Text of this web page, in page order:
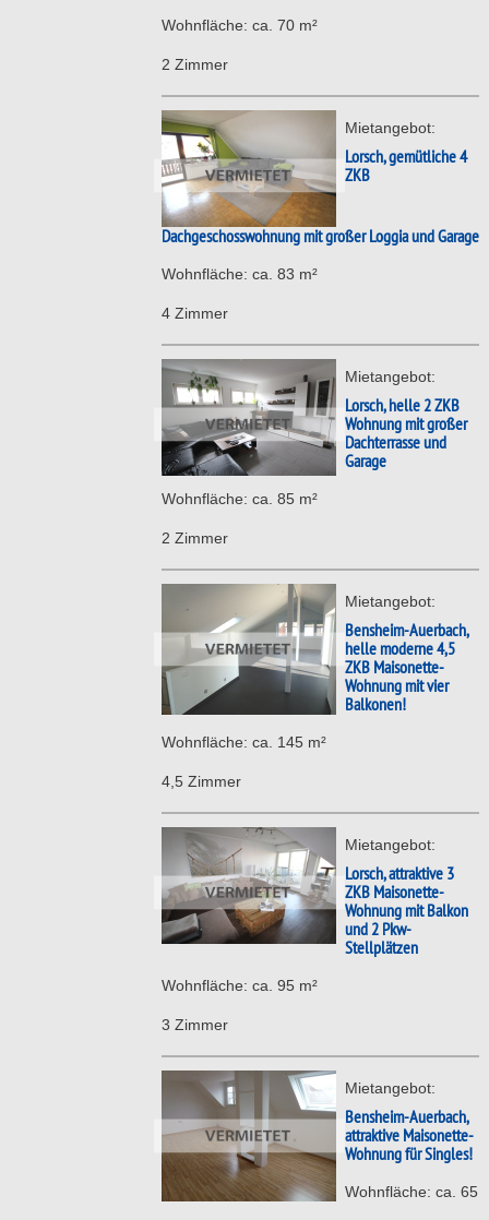
Wohnfläche: ca. 70 m²
2 Zimmer
Mietangebot:
Lorsch, gemütliche 4
ZKB
Dachgeschosswohnung mit großer Loggia und Garage
Wohnfläche: ca. 83 m²
4 Zimmer
Mietangebot:
Lorsch, helle 2 ZKB
Wohnung mit großer
Dachterrasse und
Garage
Wohnfläche: ca. 85 m²
2 Zimmer
Mietangebot:
Bensheim-Auerbach,
helle moderne 4,5
ZKB Maisonette-
Wohnung mit vier
Balkonen!
Wohnfläche: ca. 145 m²
4,5 Zimmer
Mietangebot:
Lorsch, attraktive 3
ZKB Maisonette-
Wohnung mit Balkon
und 2 Pkw-
Stellplätzen
Wohnfläche: ca. 95 m²
3 Zimmer
Mietangebot:
Bensheim-Auerbach,
attraktive Maisonette-
Wohnung für Singles!
Wohnfläche: ca. 65